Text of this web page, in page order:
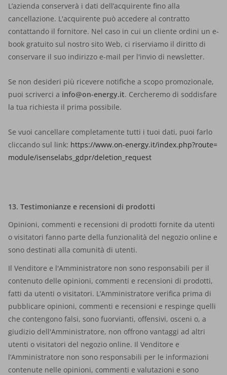
L’azienda conserverà i dati dell’acquirente fino alla
cancellazione. L'acquirente può accedere al contratto
contattando il fornitore. Nel caso in cui un cliente ordini un e-
book gratuito sul nostro sito Web, ci riserviamo il diritto di
conservare il suo indirizzo e-mail per l'invio di newsletter.
Se non desideri più ricevere notifiche a scopo promozionale,
puoi scriverci a info@on-energy.it. Cercheremo di soddisfare
la tua richiesta il prima possibile.
Se vuoi cancellare completamente tutti i tuoi dati, puoi farlo
cliccando sul link: https://www.on-energy.it/index.php?route=
module/isenselabs_gdpr/deletion_request
13. Testimonianze e recensioni di prodotti
Opinioni, commenti e recensioni di prodotti fornite da utenti
o visitatori fanno parte della funzionalità del negozio online e
sono destinati alla comunità di utenti.
Il Venditore e l'Amministratore non sono responsabili per il
contenuto delle opinioni, commenti e recensioni di prodotti,
fatti da utenti o visitatori. L’Amministratore verifica prima di
pubblicare opinioni, commenti e recensioni e respinge quelli
che contengono falsi, sono fuorvianti, offensivi, osceni o, a
giudizio dell'Amministratore, non offrono vantaggi ad altri
utenti o visitatori del negozio online. Il Venditore e
l’Amministratore non sono responsabili per le informazioni
contenute nelle opinioni, commenti e valutazioni e sono